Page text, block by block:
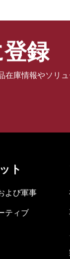
録
庫情報やソリ
ト
よび軍事
ティブ